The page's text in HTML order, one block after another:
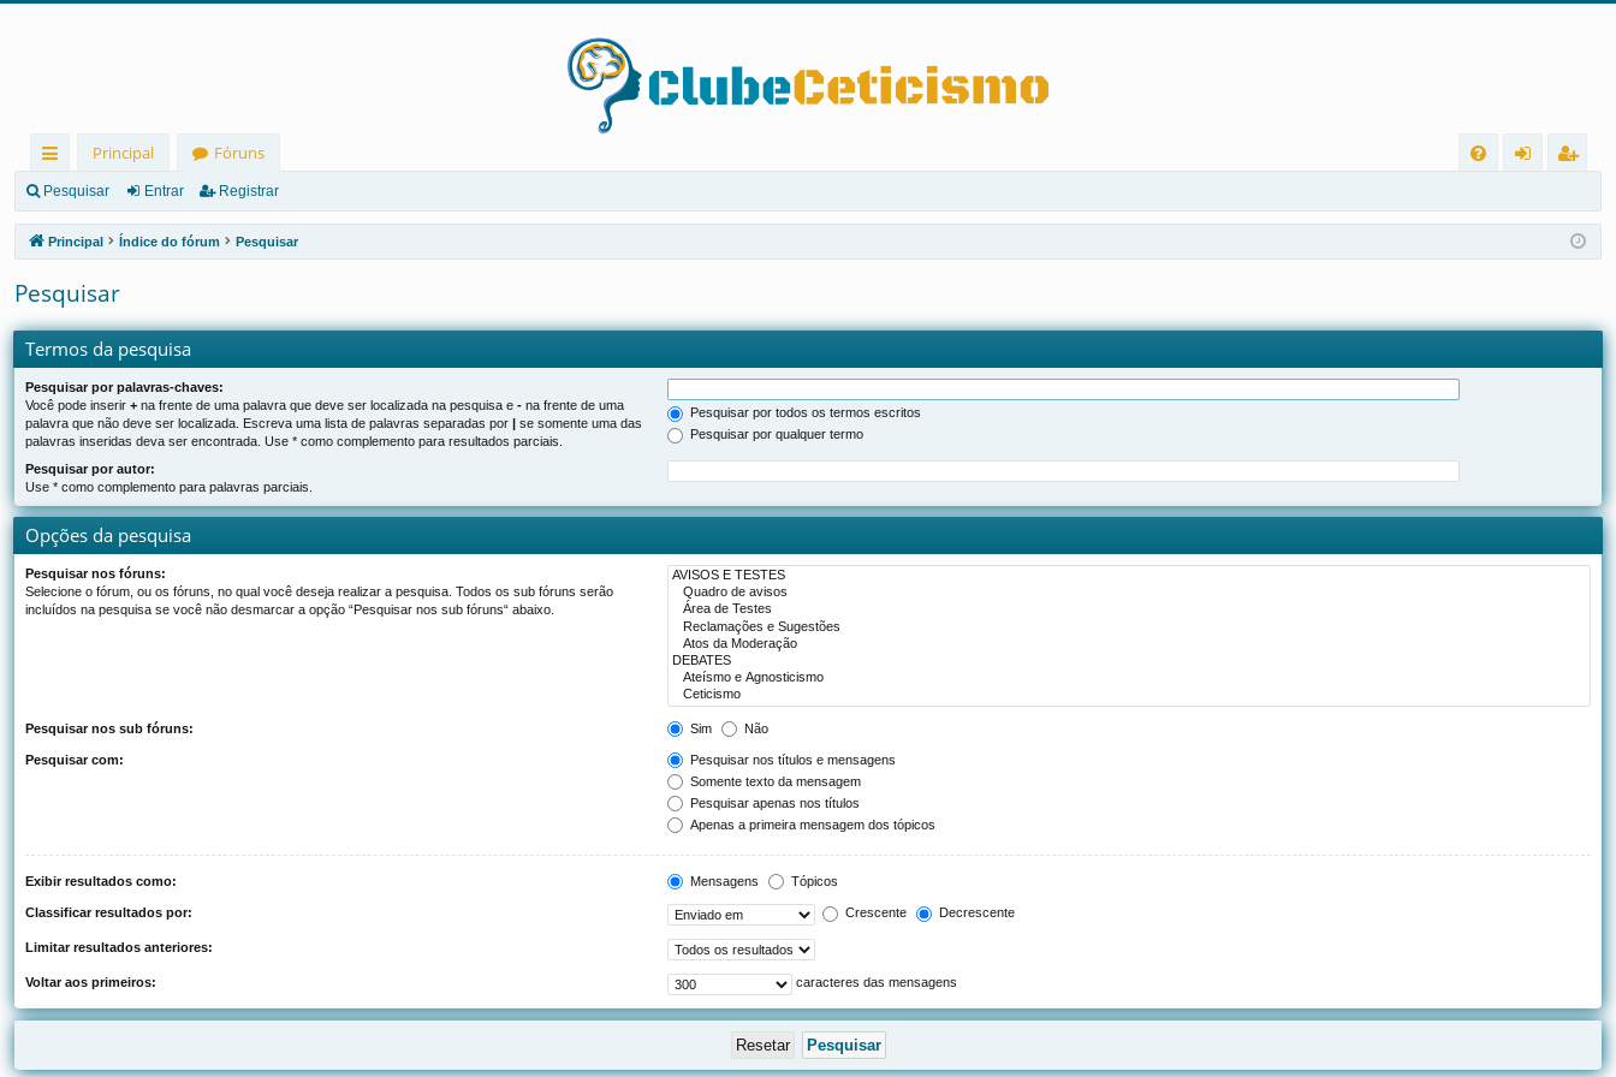
in
ks
rá
pi
Principal
Fóruns
Q
ra
r
ist
ra
Pesquisar Entrar Registrar
Principal Índice do fórum Pesquisar
Pesquisar
Termos da pesquisa
Pesquisar por palavras-chaves:
Você pode inserir + na frente de uma palavra que deve ser localizada na pesquisa e - na frente de uma
palavra que não deve ser localizada. Escreva uma lista de palavras separadas por | se somente uma das
palavras inseridas deva ser encontrada. Use * como complemento para resultados parciais.
Pesquisar por todos os termos escritos
Pesquisar por qualquer termo
Pesquisar por autor:
Use * como complemento para palavras parciais.
Opções da pesquisa
Pesquisar nos fóruns:
Selecione o fórum, ou os fóruns, no qual você deseja realizar a pesquisa. Todos os sub fóruns serão
incluídos na pesquisa se você não desmarcar a opção “Pesquisar nos sub fóruns“ abaixo.
Pesquisar nos sub fóruns: Sim Não
Pesquisar com:
Pesquisar nos títulos e mensagens
Somente texto da mensagem
Pesquisar apenas nos títulos
Apenas a primeira mensagem dos tópicos
Exibir resultados como: Mensagens Tópicos
Classificar resultados por: Crescente Decrescente
Limitar resultados anteriores:
Voltar aos primeiros: caracteres das mensagens